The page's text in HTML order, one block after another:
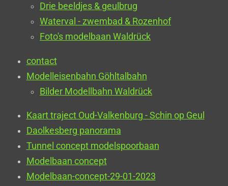
Drie beeldjes & geulbrug
Waterval - zwembad & Rozenhof
Foto's modelbaan Waldrück
contact
Modelleisenbahn Göhltalbahn
Bilder Modellbahn Waldrück
Kaart traject Oud-Valkenburg - Schin op Geul
Daolkesberg panorama
Tunnel concept modelspoorbaan
Modelbaan concept
Modelbaan-concept-29-01-2023